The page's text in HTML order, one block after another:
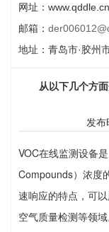
网址：www.qddle.cn
邮箱：
地址：青岛市·胶州
从以下几个方
发
VOC在线监测设备
Compounds）浓度
速响应的特点，可
空气质量检测等领域